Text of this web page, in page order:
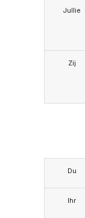
Jullie
Zij
Du
Ihr